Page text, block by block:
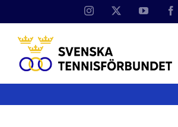
Instagram YouTube